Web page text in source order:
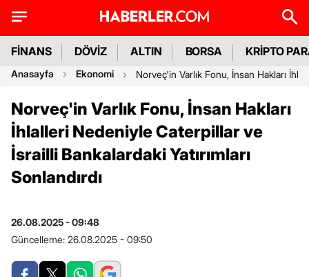
FİNANS DÖVİZ ALTIN BORSA KRİPTO
Anasayfa Ekonomi Norveç'in Varlık Fonu, İnsan Hakları
Norveç'in Varlık Fonu, İnsan Hakları
İhlalleri Nedeniyle Caterpillar ve
İsrailli Bankalardaki Yatırımları
Sonlandırdı
26.08.2025 - 09:48
Güncelleme: 26.08.2025 - 09:50